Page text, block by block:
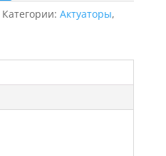
Категории: Актуаторы,